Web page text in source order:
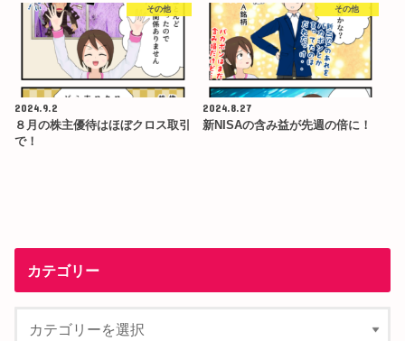
その他
2024.9.2
８月の株主優待はほぼクロス取引
で！
その他
2024.8.27
新NISAの含み益が先週の倍に！
カテゴリー